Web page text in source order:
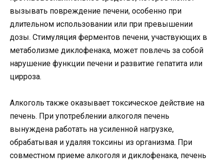
вызывать повреждение печени, особенно при
длительном использовании или при превышении
дозы. Стимуляция ферментов печени, участвующих в
метаболизме диклофенака, может повлечь за собой
нарушение функции печени и развитие гепатита или
цирроза.
Алкоголь также оказывает токсическое действие на
печень. При употреблении алкоголя печень
вынуждена работать на усиленной нагрузке,
обрабатывая и удаляя токсины из организма. При
совместном приеме алкоголя и диклофенака, печень